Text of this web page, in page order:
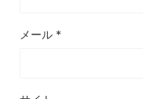
メール *